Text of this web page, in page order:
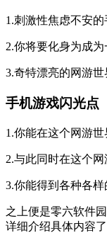
1.刺激性焦虑不安
2.你将要化身为成为
3.奇特漂亮的网游世
手机游戏闪光点
1.你能在这个网游世
2.与此同时在这个
3.你能得到各种各样
之上便是零六软件
详细介绍具体内容